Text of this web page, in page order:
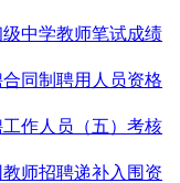
中学教师笔试成绩
同制聘用人员资格
作人员（五）考核
师招聘递补入围资